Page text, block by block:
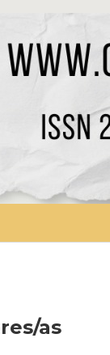
as